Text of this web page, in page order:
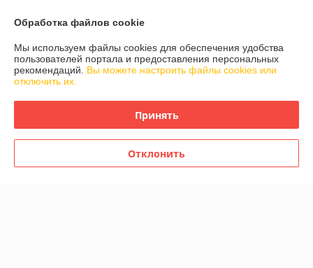
Доставка и оплата
График работы
Политика обработки cookies
Сайт создан на платформе Deal.by
Обработка файлов cookie
Мы используем файлы cookies для обеспечения удобства
пользователей портала и предоставления персональных
рекомендаций. Вы можете настроить файлы cookies или
отключить их.
Принять
Отклонить